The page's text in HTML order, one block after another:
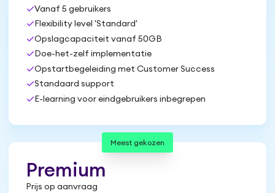
checkVanaf 5 gebruikers
checkFlexibility level 'Standard'
checkOpslagcapaciteit vanaf 50GB
checkDoe-het-zelf implementatie
checkOpstartbegeleiding met Customer Success
checkStandaard support
checkE-learning voor eindgebruikers inbegrepen
Meest gekozen
Premium
Prijs op aanvraag